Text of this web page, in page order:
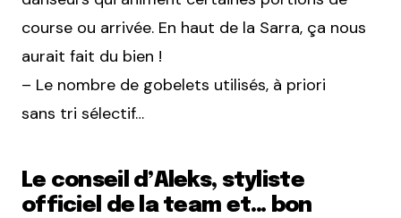
course ou arrivée. En haut de la Sarra, ça nous
aurait fait du bien !
– Le nombre de gobelets utilisés, à priori
sans tri sélectif…
Le conseil d’Aleks, styliste
officiel de la team et… bon